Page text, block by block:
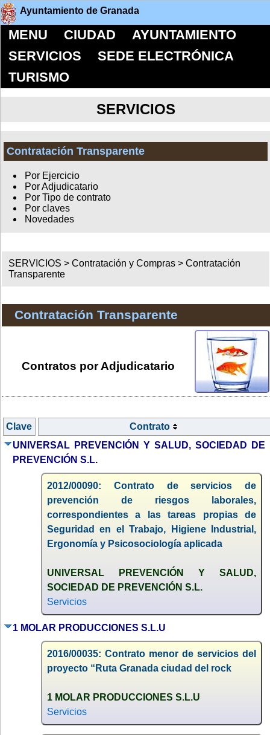
Ayuntamiento de Granada
MENU CIUDAD
AYUNTAMIENTO
SERVICIOS
SEDE ELECTRÓNICA
TURISMO
SERVICIOS
Contratación Transparente
Por Ejercicio
Por Adjudicatario
Por Tipo de contrato
Por claves
Novedades
SERVICIOS >Contratación y Compras >Contratación
Transparente
Contratación Transparente
Contratos por Adjudicatario
Clave
Contrato
UNIVERSAL PREVENCIÓN Y SALUD, SOCIEDAD DE
PREVENCIÓN S.L.
2012/00090: Contrato de servicios de
prevención de riesgos laborales,
correspondientes a las tareas propias de
Seguridad en el Trabajo, Higiene Industrial,
Ergonomía y Psicosociología aplicada
UNIVERSAL PREVENCIÓN Y SALUD,
SOCIEDAD DE PREVENCIÓN S.L.
Servicios
1 MOLAR PRODUCCIONES S.L.U
2016/00035: Contrato menor de servicios del
proyecto “Ruta Granada ciudad del rock
1 MOLAR PRODUCCIONES S.L.U
Servicios